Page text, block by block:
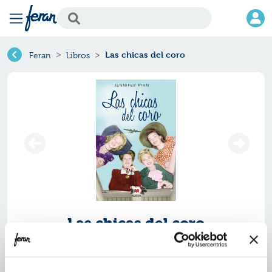
Feran Libros Las chicas del coro
Las chicas del coro
Ref.